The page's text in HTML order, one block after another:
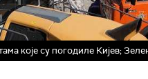
које су погодиле Кијев;